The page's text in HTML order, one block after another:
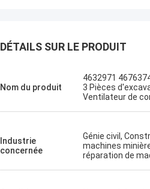
de la Russie.
DÉTAILS SUR LE PRODUIT
Nom du produit
4632971
3 Pièces
Ventilateur de
Industrie
concernée
Génie civil,
machines
réparation de